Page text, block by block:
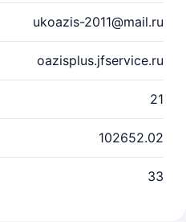
ukoazis-2011@mail.ru
oazisplus.jfservice.ru
21
102652.02
33